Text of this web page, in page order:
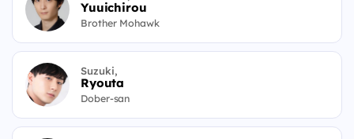
Yuuichirou
Brother Mohawk
Suzuki,
Ryouta
Dober-san